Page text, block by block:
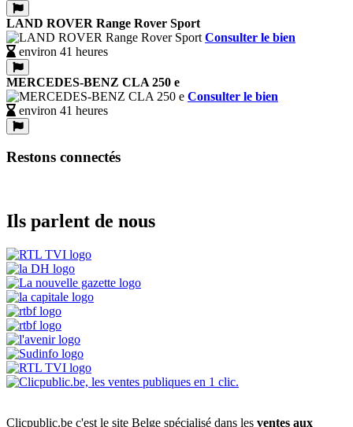
LAND ROVER Range Rover Sport
Consulter le bien
environ 41 heures
MERCEDES-BENZ CLA 250 e
Consulter le bien
environ 41 heures
Restons connectés
Ils parlent de nous
Clicpublic.be c'est le site Belge spécialisé dans les ventes aux